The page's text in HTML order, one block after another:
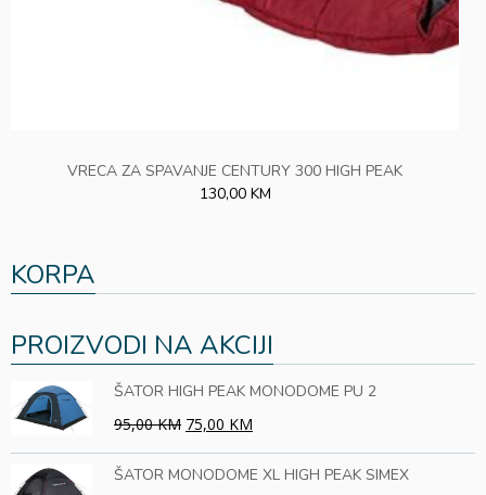
VRECA ZA SPAVANJE CENTURY 300 HIGH PEAK
130,00 KM
KORPA
PROIZVODI NA AKCIJI
ŠATOR HIGH PEAK MONODOME PU 2
95,00 KM 75,00 KM
ŠATOR MONODOME XL HIGH PEAK SIMEX